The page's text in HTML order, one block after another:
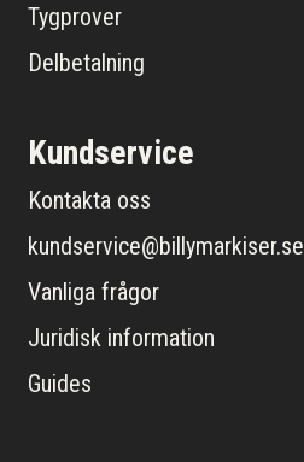
Tygprover
Delbetalning
Kundservice
Kontakta oss
kundservice@billymarkiser.se
Vanliga frågor
Juridisk information
Guides